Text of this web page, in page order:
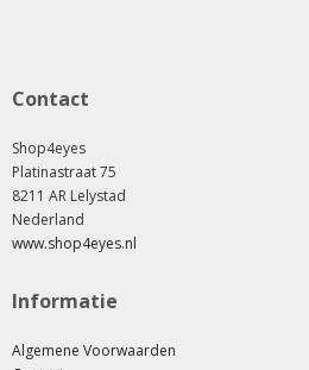
Contact
Shop4eyes
Platinastraat 75
8211 AR Lelystad
Nederland
www.shop4eyes.nl
Informatie
Algemene Voorwaarden